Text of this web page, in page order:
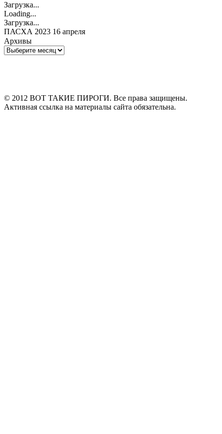
Загрузка...
Loading...
Загрузка...
ПАСХА 2023 16 апреля
Архивы
Архивы
© 2012 ВОТ ТАКИЕ ПИРОГИ. Все права защищены.
Активная ссылка на материалы сайта обязательна.